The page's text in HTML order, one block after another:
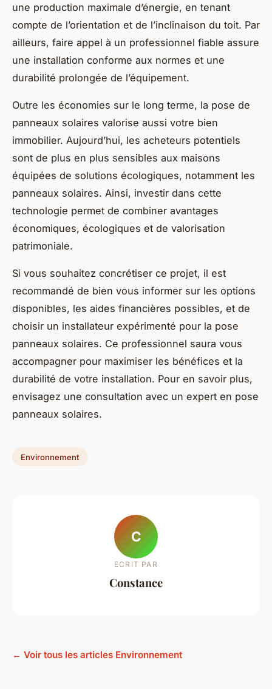
une production maximale d’énergie, en tenant
compte de l’orientation et de l’inclinaison du toit. Par
ailleurs, faire appel à un professionnel fiable assure
une installation conforme aux normes et une
durabilité prolongée de l’équipement.
Outre les économies sur le long terme, la pose de
panneaux solaires valorise aussi votre bien
immobilier. Aujourd’hui, les acheteurs potentiels
sont de plus en plus sensibles aux maisons
équipées de solutions écologiques, notamment les
panneaux solaires. Ainsi, investir dans cette
technologie permet de combiner avantages
économiques, écologiques et de valorisation
patrimoniale.
Si vous souhaitez concrétiser ce projet, il est
recommandé de bien vous informer sur les options
disponibles, les aides financières possibles, et de
choisir un installateur expérimenté pour la pose
panneaux solaires. Ce professionnel saura vous
accompagner pour maximiser les bénéfices et la
durabilité de votre installation. Pour en savoir plus,
envisagez une consultation avec un expert en pose
panneaux solaires.
Environnement
C
ECRIT PAR
Constance
← Voir tous les articles Environnement